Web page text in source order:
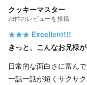
クッキーマスター
73件のレビューを投稿
★★★ Excellent!!!
きっと、こんなお兄様
日常的な面白さに富ん
一話一話が短くサクサク